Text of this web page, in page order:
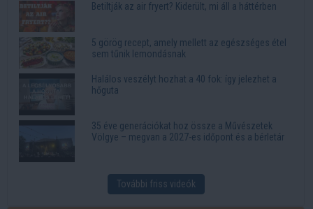
Betiltják az air fryert? Kiderült, mi áll a háttérben
5 görög recept, amely mellett az egészséges étel
sem tűnik lemondásnak
Halálos veszélyt hozhat a 40 fok: így jelezhet a
hőguta
35 éve generációkat hoz össze a Művészetek
Völgye – megvan a 2027-es időpont és a bérletár
További friss videók